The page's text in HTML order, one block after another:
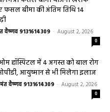
बीमा की अंतिम तिथि 14
वैष्णव 9131614309 - August 2, 2026
0
हॉस्पिटल में 4 अगस्त को बाल रोग
आयुष्मान से भी मिलेगा इलाज
वैष्णव 9131614309 - August 2, 2026
0